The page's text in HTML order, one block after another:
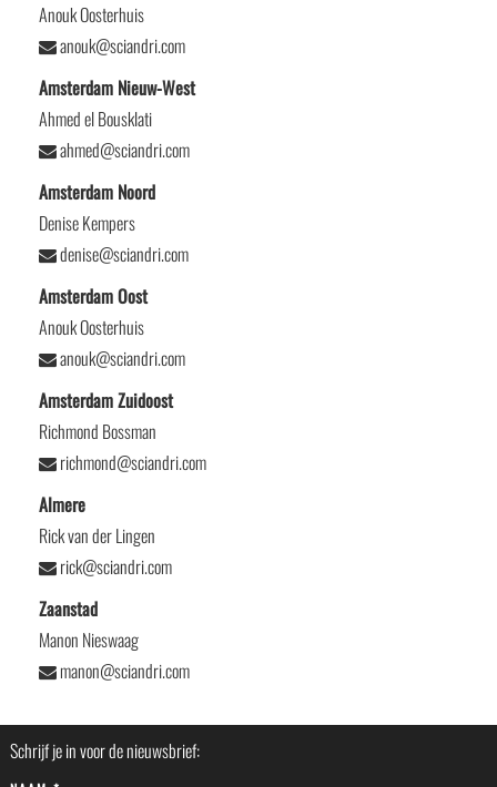
Anouk Oosterhuis
anouk@sciandri.com
Amsterdam Nieuw-West
Ahmed el Bousklati
ahmed@sciandri.com
Amsterdam Noord
Denise Kempers
denise@sciandri.com
Amsterdam Oost
Anouk Oosterhuis
anouk@sciandri.com
Amsterdam Zuidoost
Richmond Bossman
richmond@sciandri.com
Almere
Rick van der Lingen
rick@sciandri.com
Zaanstad
Manon Nieswaag
manon@sciandri.com
Schrijf je in voor de nieuwsbrief: